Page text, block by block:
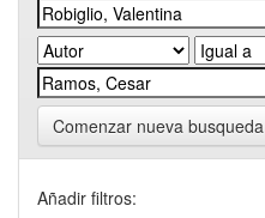
Comenzar nueva busqueda
Añadir filtros: